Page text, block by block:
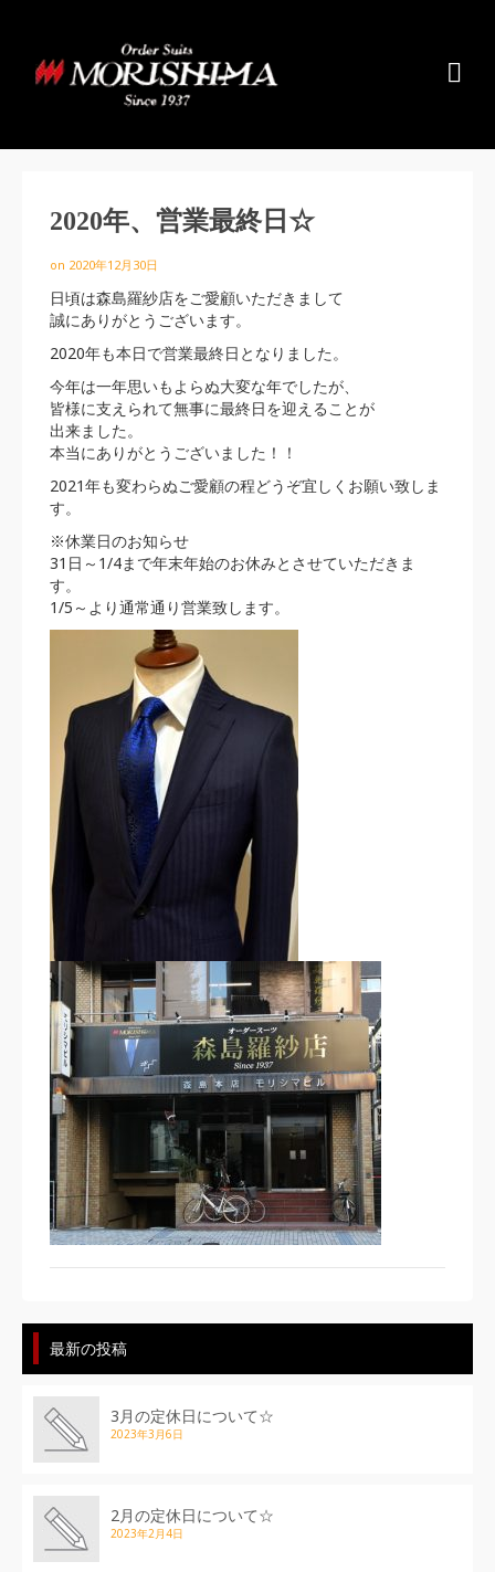
2020年、営業最終日☆
on 2020年12月30日
日頃は森島羅紗店をご愛顧いただきまして
誠にありがとうございます。
2020年も本日で営業最終日となりました。
今年は一年思いもよらぬ大変な年でしたが、
皆様に支えられて無事に最終日を迎えることが
出来ました。
本当にありがとうございました！！
2021年も変わらぬご愛顧の程どうぞ宜しくお願い致しま
す。
※休業日のお知らせ
31日～1/4まで年末年始のお休みとさせていただきま
す。
1/5～より通常通り営業致します。
最新の投稿
3月の定休日について☆
2023年3月6日
2月の定休日について☆
2023年2月4日